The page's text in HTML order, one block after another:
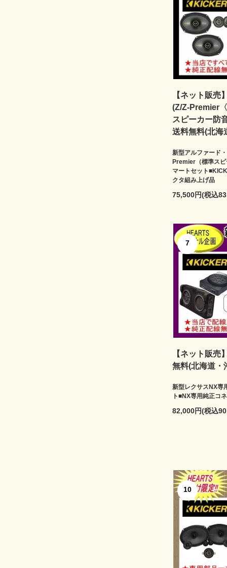
【ネット販
(Z/Z-Premier
スピーカー防
送料無料(北海
新型アルファード
Premier（標準ス
マートセット
クタ組み上げ品
75,500円(税込
7
【ネット販
無料(北海道・
新型レクサスNX専
ト■NX専用純正
82,000円(税込
10